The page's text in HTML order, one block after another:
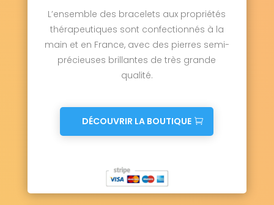
L’ensemble des bracelets aux propriétés
thérapeutiques sont confectionnés à la
main et en France, avec des pierres semi-
précieuses brillantes de très grande
qualité.
DÉCOUVRIR LA BOUTIQUE